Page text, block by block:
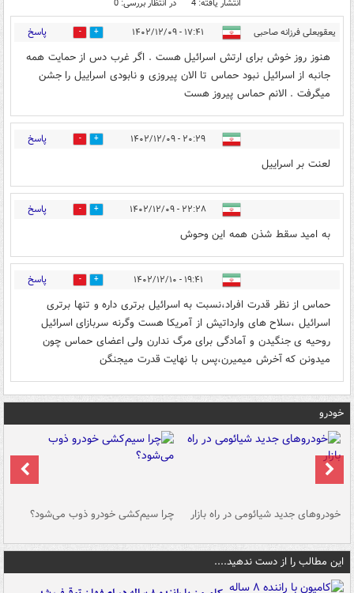
انتشار یافته: 4 در انتظار بررسی: 0
یعقوبعلی فرزانه صاحبی ۱۷:۴۱ - ۱۴۰۲/۱۲/۰۹ 6 پاسخ
هنوز روز خوش برای ارتش اسرائیل هست . اگر غرب دس از حمایت همه
جانبه از اسرائیل نبود حماس تا الان پیروزی و نابودی اسراییل را جشن
میگرفت . الانم حماس پیروز هست
۲۰:۲۹ - ۱۴۰۲/۱۲/۰۹ 7 پاسخ
لعنت بر اسراییل
۲۲:۲۸ - ۱۴۰۲/۱۲/۰۹ 0 پاسخ
به امید سقط شذن همه این وحوش
۱۹:۴۱ - ۱۴۰۲/۱۲/۱۰ 0 پاسخ
حماس از نظر قدرت افراد،نسبت به اسرائیل برتری داره و تنها برتری
اسرائیل ،سلاح های وارداتیش از آمریکا هست وگرنه سربازای اسرائیل
روحیه ی جنگیدن و آمادگی برای مرگ ندارن ولی اعضای حماس چون
میدونن که آخرش میمیرن،پس با نهایت قدرت میجنگن
خودرو
خودروهای جدید شیائومی در راه بازار چرا سیم‌کشی خودرو ذوب می‌شود؟
این مطالب را از دست ندهید....